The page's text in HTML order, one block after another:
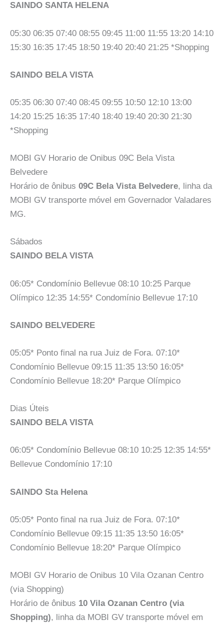
SAINDO SANTA HELENA
05:30 06:35 07:40 08:55 09:45 11:00 11:55 13:20 14:10
15:30 16:35 17:45 18:50 19:40 20:40 21:25 *Shopping
SAINDO BELA VISTA
05:35 06:30 07:40 08:45 09:55 10:50 12:10 13:00
14:20 15:25 16:35 17:40 18:40 19:40 20:30 21:30
*Shopping
MOBI GV Horario de Onibus 09C Bela Vista
Belvedere
Horário de ônibus 09C Bela Vista Belvedere, linha da
MOBI GV transporte móvel em Governador Valadares
MG.
Sábados
SAINDO BELA VISTA
06:05* Condomínio Bellevue 08:10 10:25 Parque
Olímpico 12:35 14:55* Condomínio Bellevue 17:10
SAINDO BELVEDERE
05:05* Ponto final na rua Juiz de Fora. 07:10*
Condomínio Bellevue 09:15 11:35 13:50 16:05*
Condomínio Bellevue 18:20* Parque Olímpico
Dias Úteis
SAINDO BELA VISTA
06:05* Condomínio Bellevue 08:10 10:25 12:35 14:55*
Bellevue Condomínio 17:10
SAINDO Sta Helena
05:05* Ponto final na rua Juiz de Fora. 07:10*
Condomínio Bellevue 09:15 11:35 13:50 16:05*
Condomínio Bellevue 18:20* Parque Olímpico
MOBI GV Horario de Onibus 10 Vila Ozanan Centro
(via Shopping)
Horário de ônibus 10 Vila Ozanan Centro (via
Shopping), linha da MOBI GV transporte móvel em